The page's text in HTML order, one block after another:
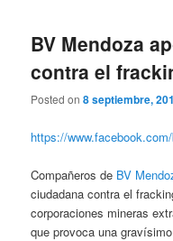
BV Mendoza
contra el
Posted on8 septiembre,
https://
Compañeros de BV
ciudadana contra el
corporaciones mineras
que provoca una